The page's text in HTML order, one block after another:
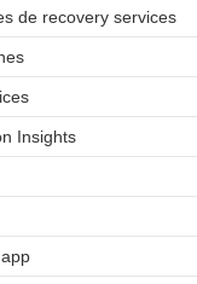
de recovery services
Insights